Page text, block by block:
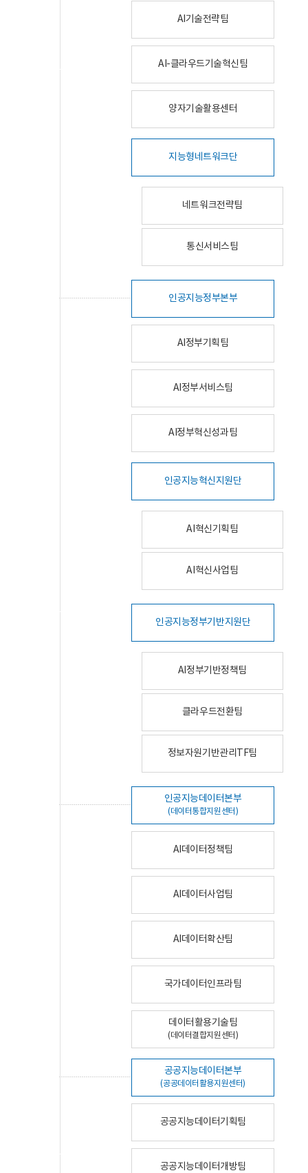
AI기술전략팀
AI-클라우드기술혁신팀
양자기술활용센터
지능형네트워크단
네트워크전략팀
통신서비스팀
인공지능정부본부
AI정부기획팀
AI정부서비스팀
AI정부혁신성과팀
인공지능혁신지원단
AI혁신기획팀
AI혁신사업팀
인공지능정부기반지원단
AI정부기반정책팀
클라우드전환팀
정보자원기반관리TF팀
인공지능데이터본부
(데이터통합지원센터)
AI데이터정책팀
AI데이터사업팀
AI데이터확산팀
국가데이터인프라팀
데이터활용기술팀
(데이터결합지원센터)
공공지능데이터본부
(공공데이터활용지원센터)
공공지능데이터기획팀
공공지능데이터개방팀